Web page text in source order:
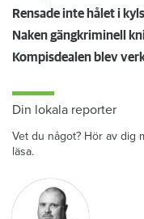
Din lokala reporter
Vet du något? Hör av dig
läsa.